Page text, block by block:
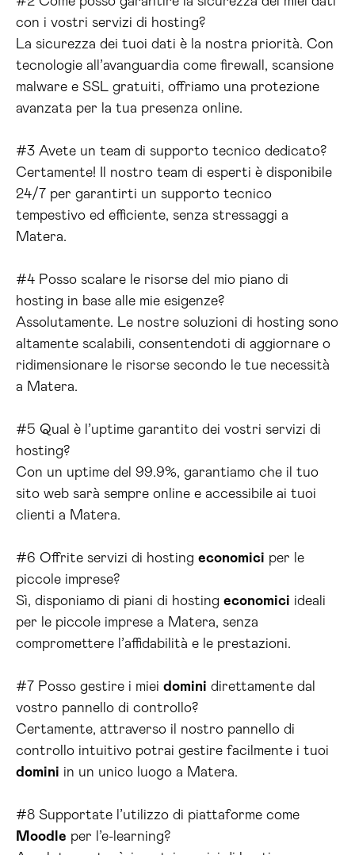
con i vostri servizi di hosting?
La sicurezza dei tuoi dati è la nostra priorità. Con
tecnologie all’avanguardia come firewall, scansione
malware e SSL gratuiti, offriamo una protezione
avanzata per la tua presenza online.
#3 Avete un team di supporto tecnico dedicato?
Certamente! Il nostro team di esperti è disponibile
24/7 per garantirti un supporto tecnico
tempestivo ed efficiente, senza stressaggi a
Matera.
#4 Posso scalare le risorse del mio piano di
hosting in base alle mie esigenze?
Assolutamente. Le nostre soluzioni di hosting sono
altamente scalabili, consentendoti di aggiornare o
ridimensionare le risorse secondo le tue necessità
a Matera.
#5 Qual è l’uptime garantito dei vostri servizi di
hosting?
Con un uptime del 99.9%, garantiamo che il tuo
sito web sarà sempre online e accessibile ai tuoi
clienti a Matera.
#6 Offrite servizi di hosting economici per le
piccole imprese?
Sì, disponiamo di piani di hosting economici ideali
per le piccole imprese a Matera, senza
compromettere l’affidabilità e le prestazioni.
#7 Posso gestire i miei domini direttamente dal
vostro pannello di controllo?
Certamente, attraverso il nostro pannello di
controllo intuitivo potrai gestire facilmente i tuoi
domini in un unico luogo a Matera.
#8 Supportate l’utilizzo di piattaforme come
Moodle per l’e-learning?